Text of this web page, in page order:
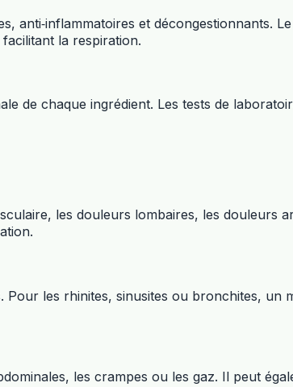
anti‑inflammatoires et décongestionnants.
la respiration.
de chaque ingrédient. Les tests de
les douleurs lombaires, les douleurs
les rhinites, sinusites ou bronchites, un
les crampes ou les gaz. Il peut